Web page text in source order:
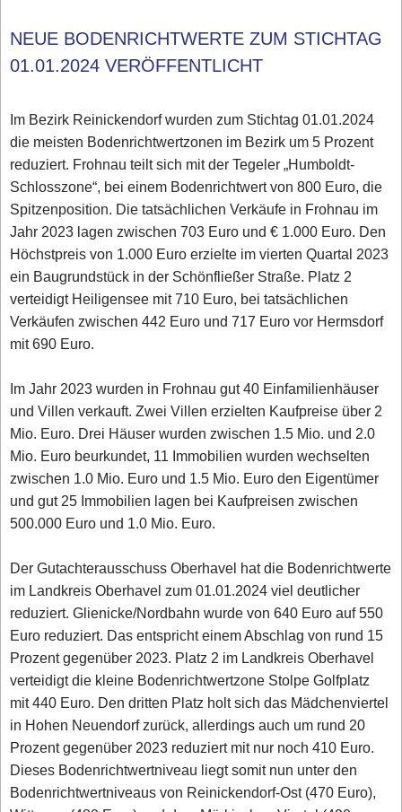
NEUE BODENRICHTWERTE ZUM STICHTAG
01.01.2024 VERÖFFENTLICHT
Im Bezirk Reinickendorf wurden zum Stichtag 01.01.2024
die meisten Bodenrichtwertzonen im Bezirk um 5 Prozent
reduziert. Frohnau teilt sich mit der Tegeler „Humboldt-
Schlosszone“, bei einem Bodenrichtwert von 800 Euro, die
Spitzenposition. Die tatsächlichen Verkäufe in Frohnau im
Jahr 2023 lagen zwischen 703 Euro und € 1.000 Euro. Den
Höchstpreis von 1.000 Euro erzielte im vierten Quartal 2023
ein Baugrundstück in der Schönfließer Straße. Platz 2
verteidigt Heiligensee mit 710 Euro, bei tatsächlichen
Verkäufen zwischen 442 Euro und 717 Euro vor Hermsdorf
mit 690 Euro.
Im Jahr 2023 wurden in Frohnau gut 40 Einfamilienhäuser
und Villen verkauft. Zwei Villen erzielten Kaufpreise über 2
Mio. Euro. Drei Häuser wurden zwischen 1.5 Mio. und 2.0
Mio. Euro beurkundet, 11 Immobilien wurden wechselten
zwischen 1.0 Mio. Euro und 1.5 Mio. Euro den Eigentümer
und gut 25 Immobilien lagen bei Kaufpreisen zwischen
500.000 Euro und 1.0 Mio. Euro.
Der Gutachterausschuss Oberhavel hat die Bodenrichtwerte
im Landkreis Oberhavel zum 01.01.2024 viel deutlicher
reduziert. Glienicke/Nordbahn wurde von 640 Euro auf 550
Euro reduziert. Das entspricht einem Abschlag von rund 15
Prozent gegenüber 2023. Platz 2 im Landkreis Oberhavel
verteidigt die kleine Bodenrichtwertzone Stolpe Golfplatz
mit 440 Euro. Den dritten Platz holt sich das Mädchenviertel
in Hohen Neuendorf zurück, allerdings auch um rund 20
Prozent gegenüber 2023 reduziert mit nur noch 410 Euro.
Dieses Bodenrichtwertniveau liegt somit nun unter den
Bodenrichtwertniveaus von Reinickendorf-Ost (470 Euro),